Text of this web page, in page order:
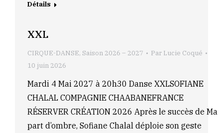
Détails
XXL
CIRQUE-DANSE, Saison 2026 – 2027 Par Lucie Coqué
10 juin 2026
Mardi 4 Mai 2027 à 20h30 Danse XXLSOFIANE
CHALAL COMPAGNIE CHAABANEFRANCE
RÉSERVER CRÉATION 2026 Après le succès de Ma
part d’ombre, Sofiane Chalal déploie son geste